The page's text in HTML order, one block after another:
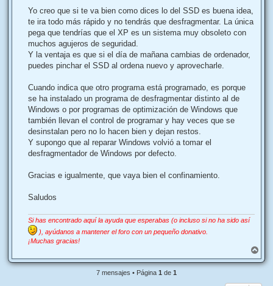
j
Yo creo que si te va bien como dices lo del SSD es buena idea,
te ira todo más rápido y no tendrás que desfragmentar. La única
pega que tendrías que el XP es un sistema muy obsoleto con
muchos agujeros de seguridad.
Y la ventaja es que si el día de mañana cambias de ordenador,
puedes pinchar el SSD al ordena nuevo y aprovecharle.
Cuando indica que otro programa está programado, es porque
se ha instalado un programa de desfragmentar distinto al de
Windows o por programas de optimización de Windows que
también llevan el control de programar y hay veces que se
desinstalan pero no lo hacen bien y dejan restos.
Y supongo que al reparar Windows volvió a tomar el
desfragmentador de Windows por defecto.
Gracias e igualmente, que vaya bien el confinamiento.
Saludos
Si has encontrado aquí la ayuda que esperabas (o incluso si no ha sido así
), ayúdanos a mantener el foro con un pequeño donativo.
¡Muchas gracias!
r
r
b
7 mensajes • Página 1 de 1